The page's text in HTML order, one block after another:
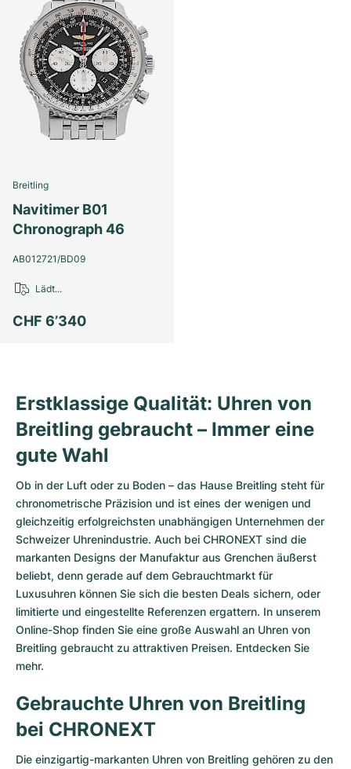
Breitling
Navitimer B01
Chronograph 46
AB012721/BD09
CHF 6’340
Lädt...
Erstklassige Qualität: Uhren von
Breitling gebraucht – Immer eine
gute Wahl
Ob in der Luft oder zu Boden – das Hause Breitling steht für
chronometrische Präzision und ist eines der wenigen und
gleichzeitig erfolgreichsten unabhängigen Unternehmen der
Schweizer Uhrenindustrie. Auch bei CHRONEXT sind die
markanten Designs der Manufaktur aus Grenchen äußerst
beliebt, denn gerade auf dem Gebrauchtmarkt für
Luxusuhren können Sie sich die besten Deals sichern, oder
limitierte und eingestellte Referenzen ergattern. In unserem
Online-Shop finden Sie eine große Auswahl an Uhren von
Breitling gebraucht zu attraktiven Preisen. Entdecken Sie
mehr.
Gebrauchte Uhren von Breitling
bei CHRONEXT
Die einzigartig-markanten Uhren von Breitling gehören zu den